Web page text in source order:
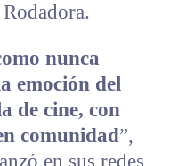
nunca
emoción del
de cine, con
comunidad”,
en sus redes